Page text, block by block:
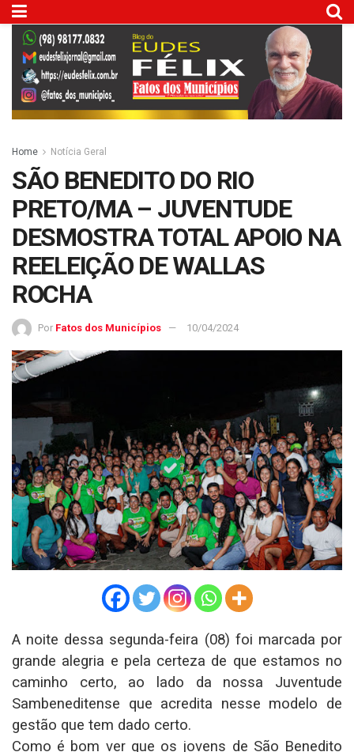
Home Notícia Geral
SÃO BENEDITO DO RIO
PRETO/MA – JUVENTUDE
DESMOSTRA TOTAL APOIO NA
REELEIÇÃO DE WALLAS
ROCHA
Por Fatos dos Municípios 10/04/2024
A noite dessa segunda-feira (08) foi marcada por
grande alegria e pela certeza de que estamos no
caminho certo, ao lado da nossa Juventude
Sambeneditense que acredita nesse modelo de
gestão que tem dado certo.
Como é bom ver que os jovens de São Benedito